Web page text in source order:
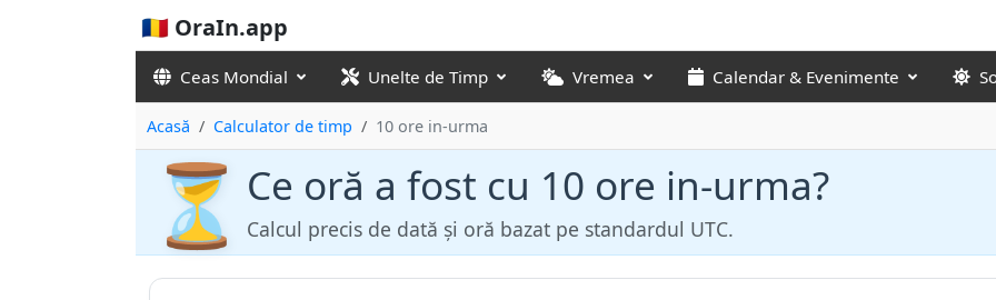
🇷🇴 OraIn.app
Ceas Mondial Unelte de Timp Vremea Calendar & Evenimente
Acasă Calculator de timp 10 ore in-urma
⏳ Ce oră a fost cu 10 ore in-urma?
Calcul precis de dată și oră bazat pe standardul UTC.